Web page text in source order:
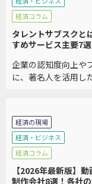
経済コラム
タレントサブスクと
すめサービス主要7
底解説
企業の認知度向上や
に、著名人を活用し
経済の現場
経済・ビジネス
経済コラム
【2026年最新版】
制作会社8選！各社